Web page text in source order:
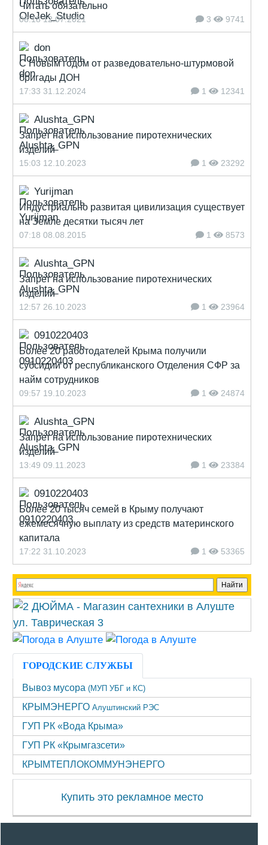
Читать обязательно
08:18 12.07.2021 3 9741
don
С Новым годом от разведовательно-штурмовой
бригады ДОН
17:33 31.12.2024 1 12341
Alushta_GPN
Запрет на использование пиротехнических
изделий
15:03 12.10.2023 1 23292
Yurijman
Индустриально развитая цивилизация существует
на Земле десятки тысяч лет
07:18 08.08.2015 1 8573
Alushta_GPN
Запрет на использование пиротехнических
изделий
12:57 26.10.2023 1 23964
0910220403
Более 20 работодателей Крыма получили
субсидии от республиканского Отделения СФР за
найм сотрудников
09:57 19.10.2023 1 24874
Alushta_GPN
Запрет на использование пиротехнических
изделий
13:49 09.11.2023 1 23384
0910220403
Более 20 тысяч семей в Крыму получают
ежемесячную выплату из средств материнского
капитала
17:22 31.10.2023 1 53365
ГОРОДСКИЕ СЛУЖБЫ
Вывоз мусора (МУП УБГ и КС)
КРЫМЭНЕРГО Алуштинский РЭС
ГУП РК «Вода Крыма»
ГУП РК «Крымгазсети»
КРЫМТЕПЛОКОММУНЭНЕРГО
Купить это рекламное место